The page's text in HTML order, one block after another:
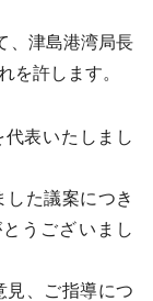
、津島港湾局長
を許します。
表いたしまし
た議案につき
うございまし
、ご指導につ